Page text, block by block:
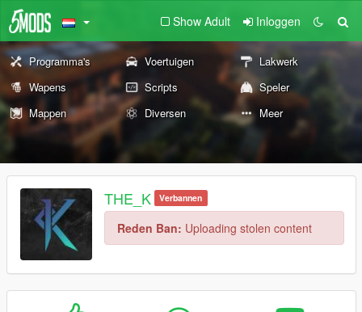
Show Adult Inloggen
Programma's Voertuigen
Lakwerk
Wapens
Scripts
Speler
Mappen
Diversen Meer
THE_K Verbannen
Reden Ban: Uploading stolen content